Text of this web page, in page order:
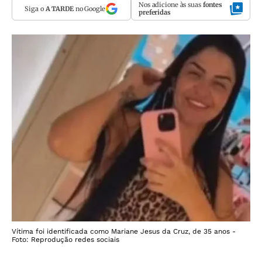
Siga o A TARDEno Google Nos adicione às suas fontes
preferidas
Vítima foi identificada como Mariane Jesus da Cruz, de 35 anos -
Foto: Reprodução redes sociais